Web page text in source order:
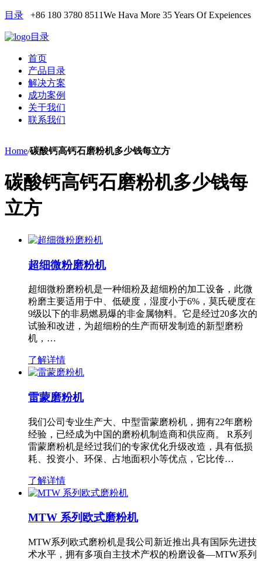
目录 +86 180 3780 8511We Hava More 35 Years Of Expeiences
目录
首页
产品目录
解决方案
成功案例
关于我们
联系我们
Home/碳酸钙高钙石磨粉机多少钱每立方
碳酸钙高钙石磨粉机多少钱每
立方
超细微粉磨粉机
超细微粉磨粉机是一种细粉及超细粉的加工设备，此微
粉磨主要适用于中、低硬度，湿度小于6%，莫氏硬度在
9级以下的非易燃易爆的非金属物料。它是经过20多次的
试验和改进，为超细粉的生产而研发制造的新型磨粉
机，…
了解详情
雷蒙磨粉机
我们公司专业生产大、中型雷蒙磨粉机，拥有22年磨粉
经验，已经成为中国的磨粉机制造商和供应商。 R系列
雷蒙磨粉机是经过我们的专家优化升级改造，具有低损
耗、投资小、环保、占地面积小等优点，它比传…
了解详情
MTW 系列欧式磨粉机
MTW系列欧式磨粉机是我公司新近推出具有国际先进技
术水平，拥有多项自主技术产权的粉磨设备—MTW系列